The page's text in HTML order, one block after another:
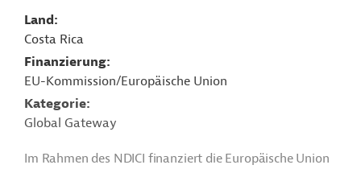
Land
Costa Rica
Finanzierung
EU-Kommission/Europäische Union
Kategorie
Global Gateway
Im Rahmen des NDICI finanziert die Europäische Union